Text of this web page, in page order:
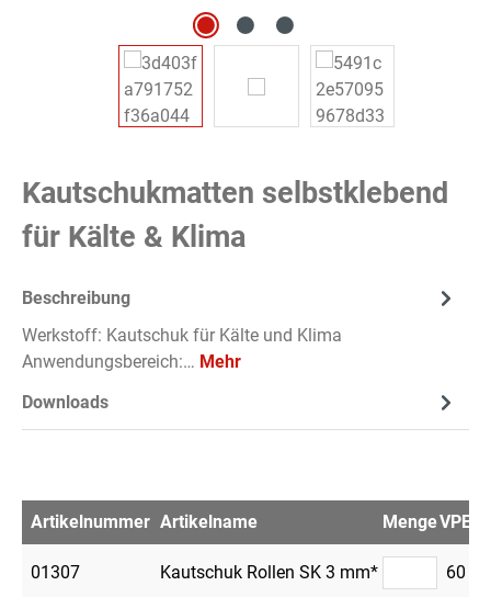
Kautschukmatten selbstklebend
für Kälte & Klima
Beschreibung
Werkstoff: Kautschuk für Kälte und Klima
Anwendungsbereich:… Mehr
Downloads
Artikelnummer Artikelname MengeVPE
01307 Kautschuk Rollen SK 3 mm* 60